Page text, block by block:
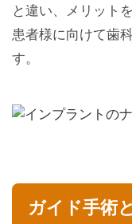
と違い、メリット
患者様に向けて歯
す。
ガイド手術